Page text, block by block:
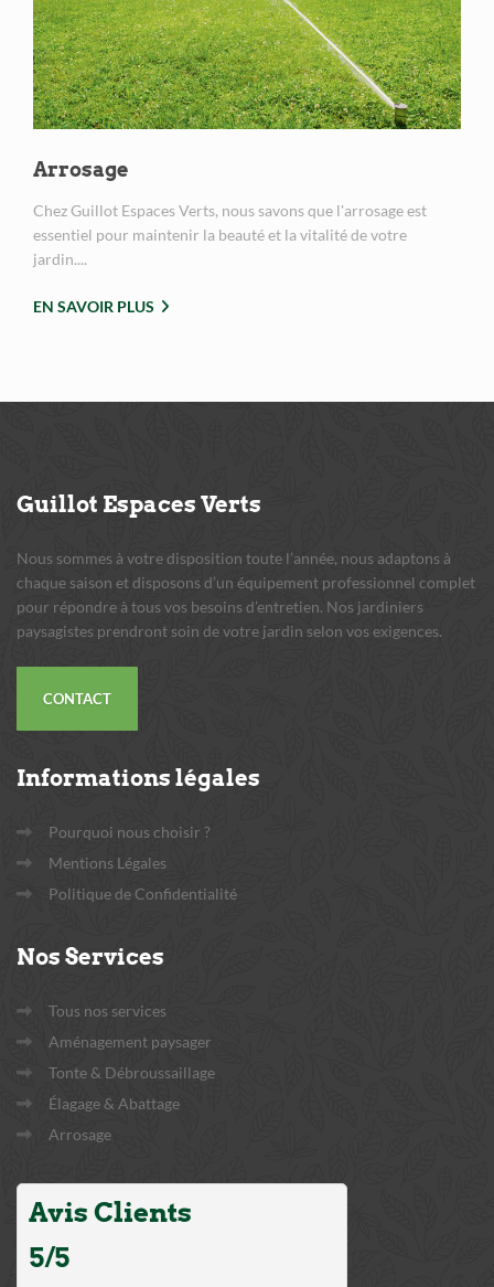
Arrosage
Chez Guillot Espaces Verts, nous savons que l'arrosage est
essentiel pour maintenir la beauté et la vitalité de votre
jardin....
EN SAVOIR PLUS
Guillot Espaces Verts
Nous sommes à votre disposition toute l’année, nous adaptons à
chaque saison et disposons d’un équipement professionnel complet
pour répondre à tous vos besoins d’entretien. Nos jardiniers
paysagistes prendront soin de votre jardin selon vos exigences.
CONTACT
Informations légales
Pourquoi nous choisir ?
Mentions Légales
Politique de Confidentialité
Nos Services
Tous nos services
Aménagement paysager
Tonte & Débroussaillage
Élagage & Abattage
Arrosage
Avis Clients
5/5